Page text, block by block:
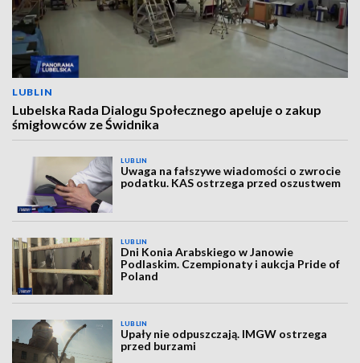
LUBLIN
Lubelska Rada Dialogu Społecznego apeluje o zakup
śmigłowców ze Świdnika
LUBLIN
Uwaga na fałszywe wiadomości o zwrocie
podatku. KAS ostrzega przed oszustwem
LUBLIN
Dni Konia Arabskiego w Janowie
Podlaskim. Czempionaty i aukcja Pride of
Poland
LUBLIN
Upały nie odpuszczają. IMGW ostrzega
przed burzami